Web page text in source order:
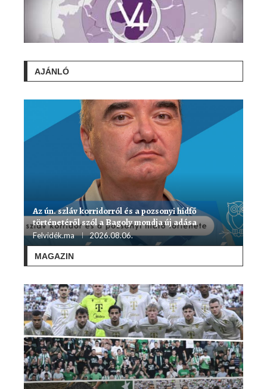
AJÁNLÓ
Az ún. szláv korridorról és a pozsonyi hídfő
történetéről szól a Bagoly mondja új adása
Felvidék.ma 2026.08.06.
MAGAZIN